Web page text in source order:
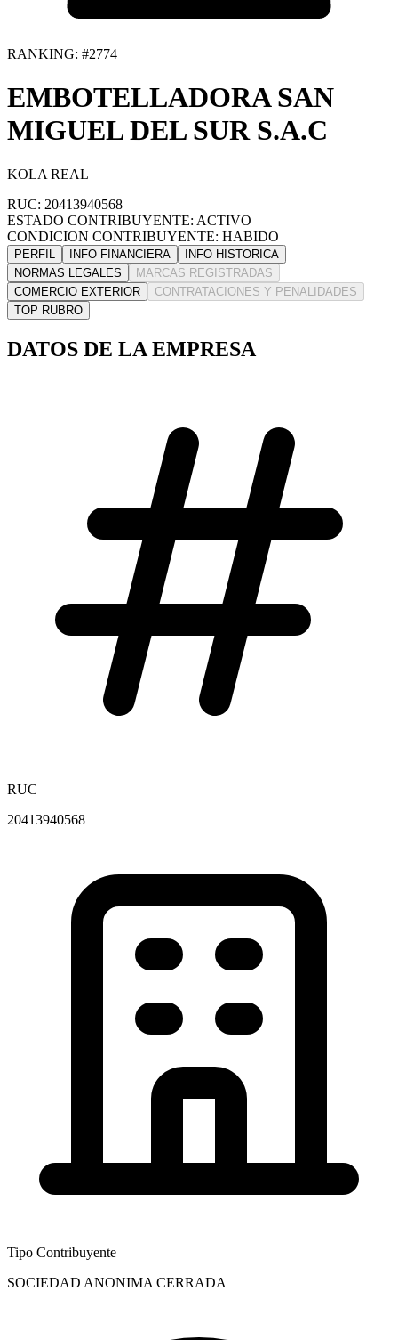
RANKING: #2774
EMBOTELLADORA SAN
MIGUEL DEL SUR S.A.C
KOLA REAL
RUC: 20413940568
ESTADO CONTRIBUYENTE: ACTIVO
CONDICION CONTRIBUYENTE: HABIDO
PERFIL INFO FINANCIERA
INFO HISTORICA
NORMAS LEGALES
MARCAS REGISTRADAS
COMERCIO EXTERIOR
CONTRATACIONES Y PENALIDADES
TOP RUBRO
DATOS DE LA EMPRESA
RUC
20413940568
Tipo Contribuyente
SOCIEDAD ANONIMA CERRADA